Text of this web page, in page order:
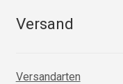
Versand
Versandarten